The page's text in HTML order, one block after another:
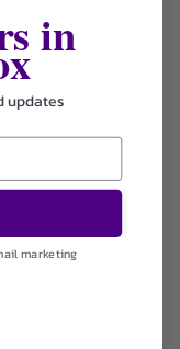
in
updates
marketing